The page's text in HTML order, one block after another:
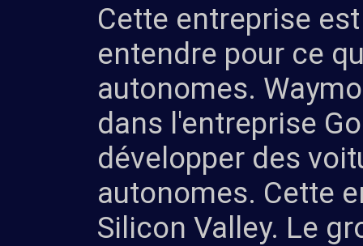
Cette entreprise
entendre pour ce
autonomes.
dans l'entreprise
développer des
autonomes. Cette
Silicon Valley. Le